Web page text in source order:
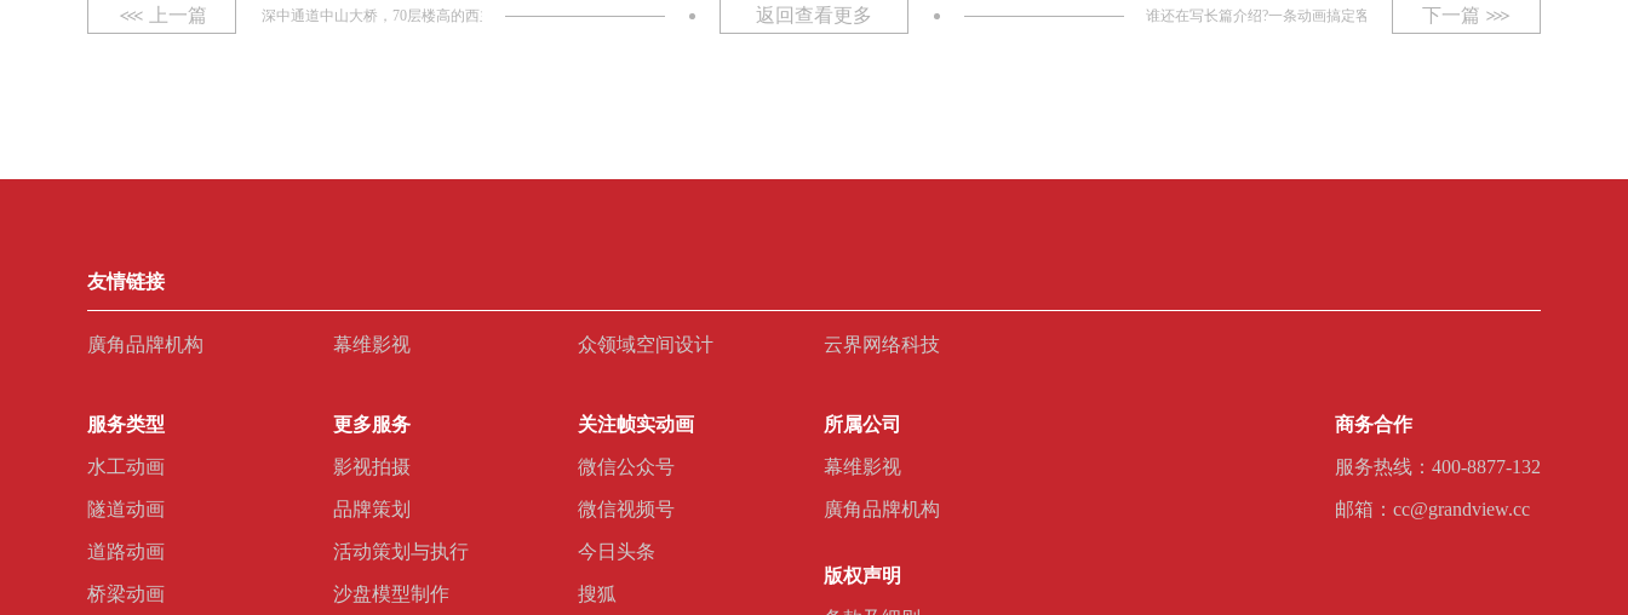
上一篇 深中通道中山大桥，70层楼高的西主塔封顶 返回查看更多 谁还在写长篇介绍?一条动画搞定客户所有疑问下一篇
友情链接
廣角品牌机构 幕维影视 众领域空间设计 云界网络科技
服务类型
水工动画
隧道动画
道路动画
桥梁动画
更多服务
影视拍摄
品牌策划
活动策划与执行
沙盘模型制作
关注帧实动画
微信公众号
微信视频号
今日头条
搜狐
所属公司
幕维影视
廣角品牌机构
版权声明
商务合作
服务热线：400-8877-132
邮箱：cc@grandview.cc